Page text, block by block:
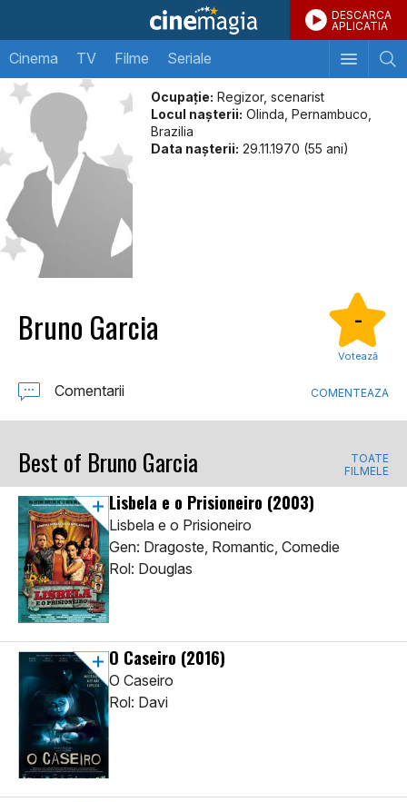
DESCARCA
APLICATIA
Cinema TV Filme Seriale
Ocupație: Regizor, scenarist
Locul naşterii: Olinda, Pernambuco,
Brazilia
Data naşterii: 29.11.1970 (55 ani)
Bruno Garcia -
Votează
Comentarii COMENTEAZA
Best of Bruno Garcia
TOATE
FILMELE
Lisbela e o Prisioneiro (2003)
Lisbela e o Prisioneiro
Gen: Dragoste, Romantic, Comedie
Rol: Douglas
O Caseiro (2016)
O Caseiro
Rol: Davi